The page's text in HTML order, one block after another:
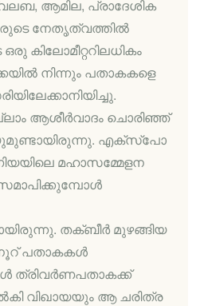
ആമില, പ്രാദേശിക
നേതൃത്വത്തിൽ
കിലോമീറ്ററിലധികം
നിന്നും പതാകകളെ
ആശീർവാദം ചൊരിഞ്ഞ്
എക്‌സ്‌പോ
മഹാസമ്മേളന
സമാപിക്കുമ്പോൾ
തക്ബീർ മുഴങ്ങിയ
പതാകകൾ
ത്രിവർണപതാകക്ക്
വിഖായയും ആ ചരിത്ര